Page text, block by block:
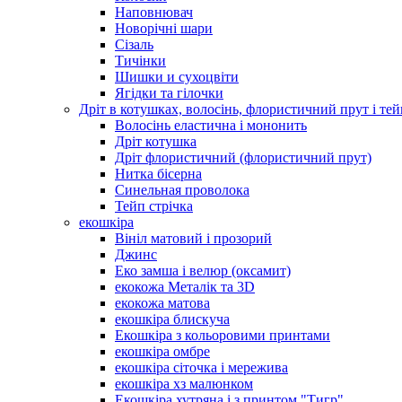
Наповнювач
Новорічні шари
Сізаль
Тичінки
Шишки и сухоцвіти
Ягідки та гілочки
Дріт в котушках, волосінь, флористичний прут і
Волосінь еластична і мононить
Дріт котушка
Дріт флористичний (флористичний прут)
Нитка бісерна
Синельная проволока
Тейп стрічка
екошкіра
Вініл матовий і прозорий
Джинс
Еко замша і велюр (оксамит)
екокожа Металік та 3D
екокожа матова
екошкіра блискуча
Екошкіра з кольоровими принтами
екошкіра омбре
екошкіра сіточка і мережива
екошкіра хз малюнком